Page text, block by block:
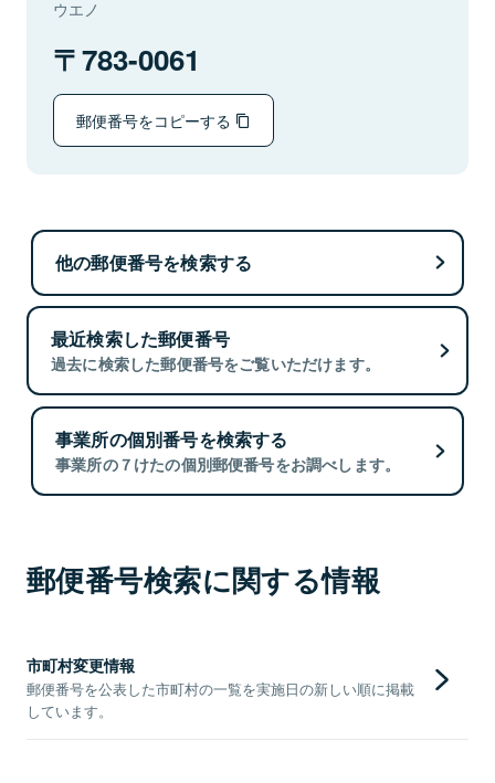
ウエノ
783-0061
郵便番号をコピーする
他の郵便番号を検索する
最近検索した郵便番号
過去に検索した郵便番号をご覧いただけます。
事業所の個別番号を検索する
事業所の７けたの個別郵便番号をお調べします。
郵便番号検索に関する情報
市町村変更情報
郵便番号を公表した市町村の一覧を実施日の新しい順に掲載
しています。